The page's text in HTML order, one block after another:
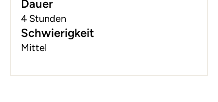
Dauer
4 Stunden
Schwierigkeit
Mittel